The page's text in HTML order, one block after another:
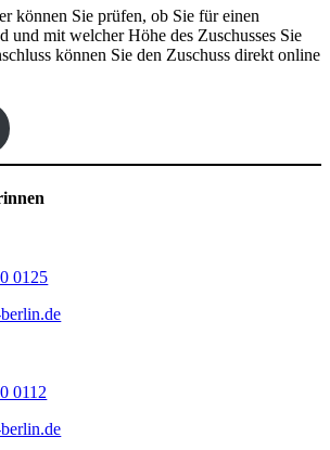
können Sie prüfen, ob Sie für einen
und mit welcher Höhe des Zuschusses Sie
können Sie den Zuschuss direkt online
0125
0112